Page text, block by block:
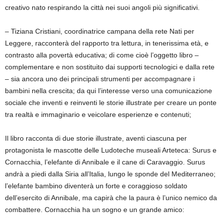
creativo nato respirando la città nei suoi angoli più significativi.
– Tiziana Cristiani, coordinatrice campana della rete Nati per
Leggere, racconterà del rapporto tra lettura, in tenerissima età, e
contrasto alla povertà educativa; di come cioè l’oggetto libro –
complementare e non sostituito dai supporti tecnologici e dalla rete
– sia ancora uno dei principali strumenti per accompagnare i
bambini nella crescita; da qui l’interesse verso una comunicazione
sociale che inventi e reinventi le storie illustrate per creare un ponte
tra realtà e immaginario e veicolare esperienze e contenuti;
Il libro racconta di due storie illustrate, aventi ciascuna per
protagonista le mascotte delle Ludoteche museali Arteteca: Surus e
Cornacchia, l’elefante di Annibale e il cane di Caravaggio. Surus
andrà a piedi dalla Siria all’Italia, lungo le sponde del Mediterraneo;
l’elefante bambino diventerà un forte e coraggioso soldato
dell’esercito di Annibale, ma capirà che la paura è l’unico nemico da
combattere. Cornacchia ha un sogno e un grande amico: